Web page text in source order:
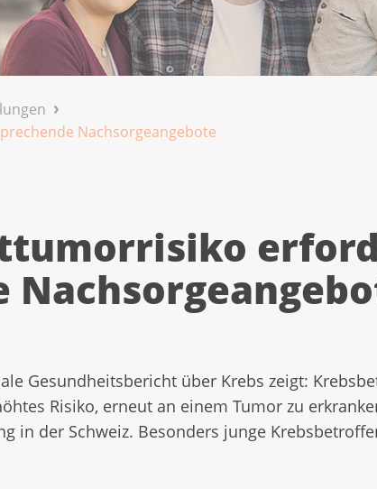
Nachsorgeangebote
Gesundheitsbericht über Krebs zeigt:
Risiko, erneut an einem Tumor zu
in der Schweiz. Besonders junge